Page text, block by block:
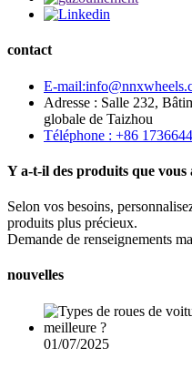
contact
E-
Adresse : Salle 232,
globale de Taizhou
Téléphone : +86
Y a-t-il des produits que vous
Selon vos besoins,
produits plus précieux.
Demande de renseignements
nouvelles
01/07/2025